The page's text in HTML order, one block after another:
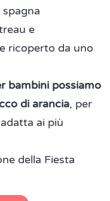
e
ricoperto da uno
bambini possiamo
di arancia, per
ai più
della Fiesta